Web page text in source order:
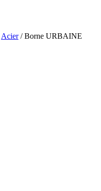
Acier/ Borne URBAINE